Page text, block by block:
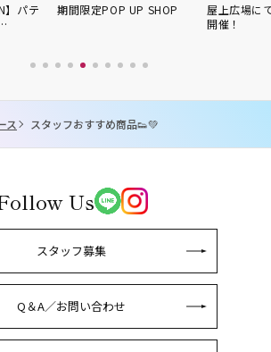
】パテ
期間限定POP UP SHOP
屋上広場に
開催！
ス スタッフおすすめ商品👟💚
Us
スタッフ募集
Q＆A／お問い合わせ